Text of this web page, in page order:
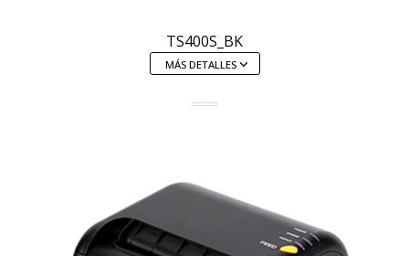
TS400S_BK
MÁS DETALLES